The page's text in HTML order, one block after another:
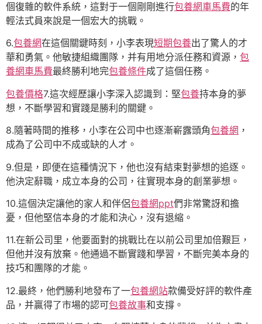
個復雜的軟件系統，這對于一個剛剛進行包養網車馬費的年
輕法式員來說是一個宏大的挑戰。
6.包養網在這個關鍵時刻，小李表現短期包養出了驚人的才
華和勇氣。他敏捷組織團隊，并有用地分派任務和資源， 包
養網車馬費最終勝利地完包養條件成了這個任務。
包養價格7.這次經歷讓小李深入認識到：堅包養持本身的夢
想，不斷學習和實踐是勝利的關鍵。
8.隨著時間的推移，小李在公司中也逐漸嶄露頭角包養網 ，
成為了公司中不成或缺的人才。
9.但是，即便在這種情況下，他也沒有結束對夢想的追逐。
他決定辭職，成立本身的公司，往實現本身的創業夢想。
10.這個決定讓他的家人和伴侶包養網ppt們非常驚訝和擔
憂，但他堅信本身的才能和決心，沒有退縮。
11.在新公司里，他要面對的挑戰比在以前公司里加倍艱巨，
但他并沒有放棄。他通過不斷實踐和學習，不斷完美本身的
技巧和團隊的才能。
12.最終，他們勝利地發布了一包養網站款備受好評的軟件產
品，并贏得了市場的認可包養故事和支撐。